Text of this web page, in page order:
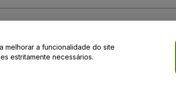
melhorar a funcionalidade do site
estritamente necessários.